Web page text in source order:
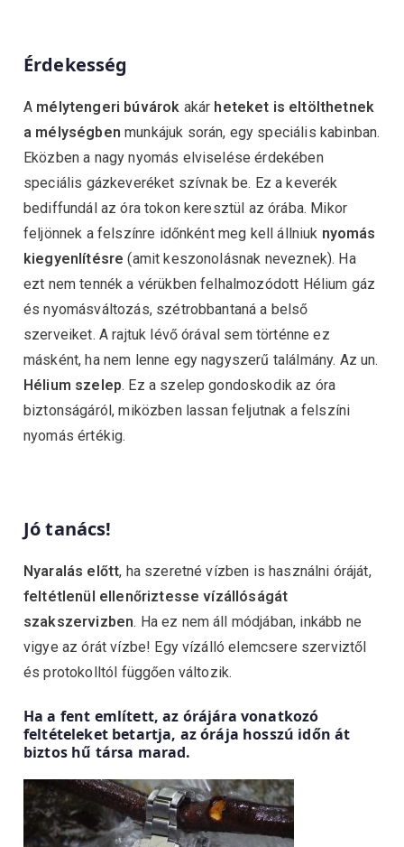
Érdekesség
A mélytengeri búvárok akár heteket is eltölthetnek
a mélységben munkájuk során, egy speciális kabinban.
Eközben a nagy nyomás elviselése érdekében
speciális gázkeveréket szívnak be. Ez a keverék
bediffundál az óra tokon keresztül az órába. Mikor
feljönnek a felszínre időnként meg kell állniuk nyomás
kiegyenlítésre (amit keszonolásnak neveznek). Ha
ezt nem tennék a vérükben felhalmozódott Hélium gáz
és nyomásváltozás, szétrobbantaná a belső
szerveiket. A rajtuk lévő órával sem történne ez
másként, ha nem lenne egy nagyszerű találmány. Az un.
Hélium szelep. Ez a szelep gondoskodik az óra
biztonságáról, miközben lassan feljutnak a felszíni
nyomás értékig.
Jó tanács!
Nyaralás előtt, ha szeretné vízben is használni óráját,
feltétlenül ellenőriztesse vízállóságát
szakszervizben. Ha ez nem áll módjában, inkább ne
vigye az órát vízbe! Egy vízálló elemcsere szerviztől
és protokolltól függően változik.
Ha a fent említett, az órájára vonatkozó
feltételeket betartja, az órája hosszú időn át
biztos hű társa marad.